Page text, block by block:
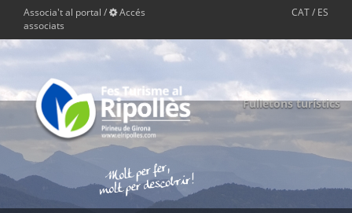
Associa't al portal /
Accés
associats
CAT/ ES
Fulletons turístics